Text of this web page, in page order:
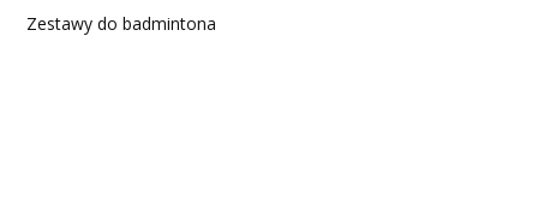
Zestawy do badmintona